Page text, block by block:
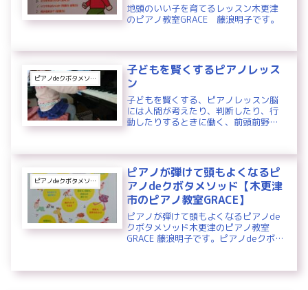
地頭のいい子を育てるレッスン木更津
のピアノ教室GRACE 藤浪明子です。
ピアノdeクボタメソッド
子どもを賢くするピアノレッス
ン
子どもを賢くする、ピアノレッスン脳
には人間が考えたり、判断したり、行
動したりするときに働く、前頭前野と
ゃんは２才頃には前頭前野を使って行
動するようになります。見たり、聞い
た...
ピアノdeクボタメソッド
ピアノが弾けて頭もよくなるピ
アノdeクボタメソッド【木更津
市のピアノ教室GRACE】
ピアノが弾けて頭もよくなるピアノde
クボタメソッド木更津のピアノ教室
GRACE 藤浪明子です。ピアノdeクボタ